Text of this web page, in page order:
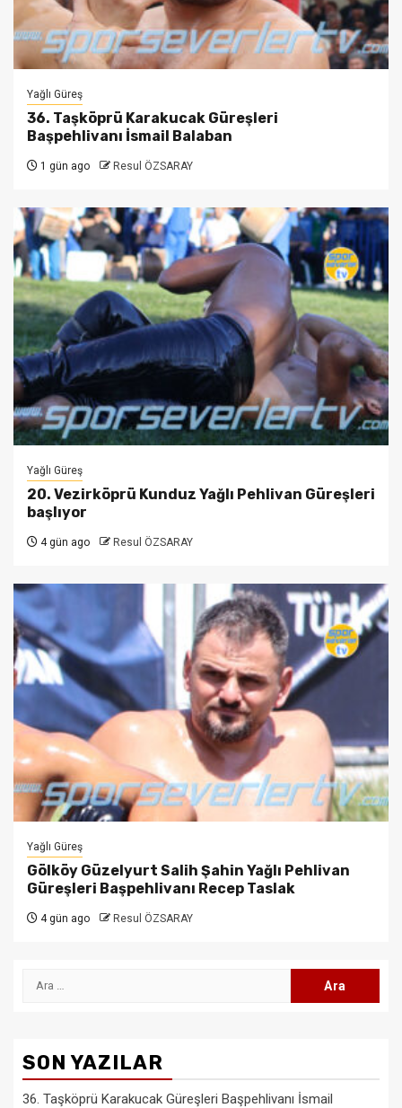
Yağlı Güreş
36. Taşköprü Karakucak Güreşleri
Başpehlivanı İsmail Balaban
1 gün ago Resul ÖZSARAY
Yağlı Güreş
20. Vezirköprü Kunduz Yağlı Pehlivan Güreşleri
başlıyor
4 gün ago Resul ÖZSARAY
Yağlı Güreş
Gölköy Güzelyurt Salih Şahin Yağlı Pehlivan
Güreşleri Başpehlivanı Recep Taslak
4 gün ago Resul ÖZSARAY
Arama:
SON YAZILAR
36. Taşköprü Karakucak Güreşleri Başpehlivanı İsmail